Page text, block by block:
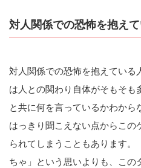
対人関係での恐怖を抱え
対人関係での恐怖を抱えている
は人との関わり自体がそもそも
と共に何を言っているかわか
はっきり聞こえない点からこの
られてしまうこともあります。
ちゃ」という思いよりも、この